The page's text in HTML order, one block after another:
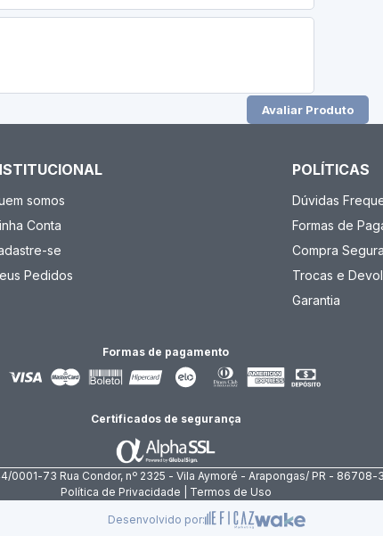
Avaliar Produto
somos
Conta
se
Pedidos
POLÍTICAS
Dúvidas
Formas de
Compra Segura
Trocas e
Garantia
Formas de pagamento
Certificados de segurança
0001-73 Rua Condor, nº 2325 - Vila Aymoré - Arapongas/ PR -
Política de Privacidade | Termos de Uso
Desenvolvido por: